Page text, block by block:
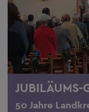
JUBILÄUMS-
50 Jahre